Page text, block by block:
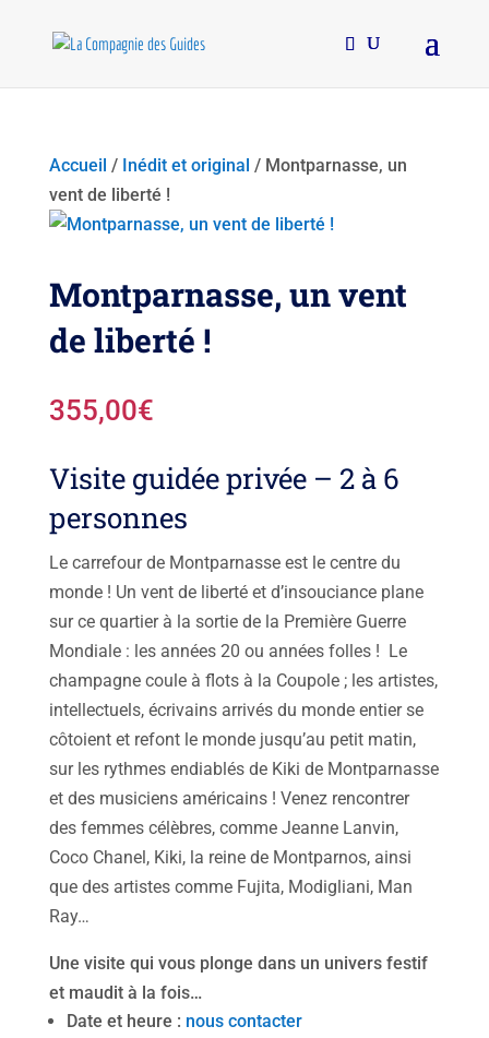
Accueil / Inédit et original / Montparnasse, un
vent de liberté !
Montparnasse, un vent
de liberté !
355,00€
Visite guidée privée – 2 à 6
personnes
Le carrefour de Montparnasse est le centre du
monde ! Un vent de liberté et d’insouciance plane
sur ce quartier à la sortie de la Première Guerre
Mondiale : les années 20 ou années folles ! Le
champagne coule à flots à la Coupole ; les artistes,
intellectuels, écrivains arrivés du monde entier se
côtoient et refont le monde jusqu’au petit matin,
sur les rythmes endiablés de Kiki de Montparnasse
et des musiciens américains ! Venez rencontrer
des femmes célèbres, comme Jeanne Lanvin,
Coco Chanel, Kiki, la reine de Montparnos, ainsi
que des artistes comme Fujita, Modigliani, Man
Ray…
Une visite qui vous plonge dans un univers festif
et maudit à la fois…
Date et heure : nous contacter